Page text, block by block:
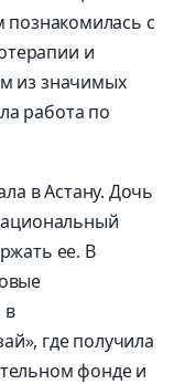
познакомилась с
и
из значимых
работа по
в Астану. Дочь
ее. В
в
где получила
фонде и